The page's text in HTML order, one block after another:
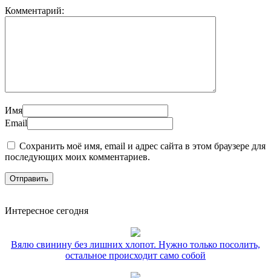
Комментарий:
Имя
Email
Сохранить моё имя, email и адрес сайта в этом браузере для
последующих моих комментариев.
Интересное сегодня
Вялю свинину без лишних хлопот. Нужно только посолить,
остальное происходит само собой